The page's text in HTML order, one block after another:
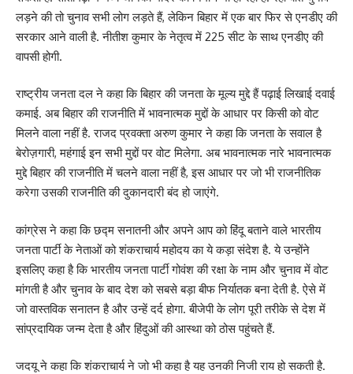
लड़ने की तो चुनाव सभी लोग लड़ते हैं, लेकिन बिहार में एक बार फिर से एनडीए की
सरकार आने वाली है. नीतीश कुमार के नेतृत्व में 225 सीट के साथ एनडीए की
वापसी होगी.
राष्ट्रीय जनता दल ने कहा कि बिहार की जनता के मूल्य मुद्दे हैं पढ़ाई लिखाई दवाई
कमाई. अब बिहार की राजनीति में भावनात्मक मुद्दों के आधार पर किसी को वोट
मिलने वाला नहीं है. राजद प्रवक्ता अरुण कुमार ने कहा कि जनता के सवाल है
बेरोज़गारी, महंगाई इन सभी मुद्दों पर वोट मिलेगा. अब भावनात्मक नारे भावनात्मक
मुद्दे बिहार की राजनीति में चलने वाला नहीं है, इस आधार पर जो भी राजनीतिक
करेगा उसकी राजनीति की दुकानदारी बंद हो जाएंगे.
कांग्रेस ने कहा कि छद्म सनातनी और अपने आप को हिंदू बताने वाले भारतीय
जनता पार्टी के नेताओं को शंकराचार्य महोदय का ये कड़ा संदेश है. ये उन्होंने
इसलिए कहा है कि भारतीय जनता पार्टी गोवंश की रक्षा के नाम और चुनाव में वोट
मांगती है और चुनाव के बाद देश को सबसे बड़ा बीफ निर्यातक बना देती है. ऐसे में
जो वास्तविक सनातन है और उन्हें दर्द होगा. बीजेपी के लोग पूरी तरीके से देश में
सांप्रदायिक जन्म देता है और हिंदुओं की आस्था को ठोस पहुंचते हैं.
जदयू ने कहा कि शंकराचार्य ने जो भी कहा है यह उनकी निजी राय हो सकती है.